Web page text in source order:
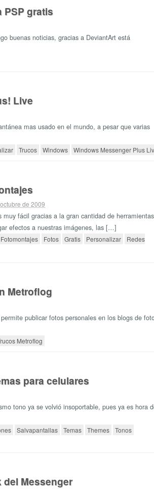
PSP gratis
buenas noticias, gracias a DeviantArt está
Live
mas usado en el mundo, a pesar que varias
Trucos Windows Windows Messenger Plus
de 2009
fácil gracias a la gran cantidad de herramientas
efectos a nuestras imágenes, las […]
Fotomontajes Fotos Gratis Personalizar
Redes
Metroflog
publicar fotos personales en los blogs de
Metroflog
para celulares
tono ya se volvió insoportable, pues ya es hora
Salvapantallas Temas Themes
Tonos
del Messenger